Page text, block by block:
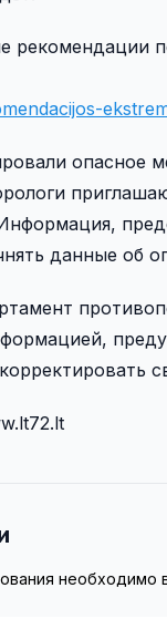
рекомендации
опасное
данные об
необходимо